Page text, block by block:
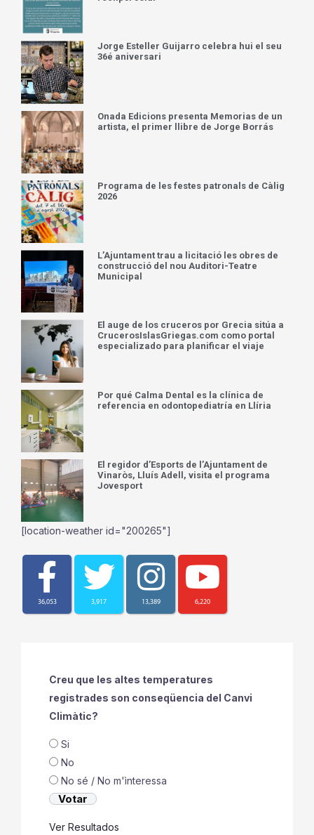
Jorge Esteller Guijarro celebra hui el seu
36é aniversari
Onada Edicions presenta Memorias de un
artista, el primer llibre de Jorge Borrás
Programa de les festes patronals de Càlig
2026
L’Ajuntament trau a licitació les obres de
construcció del nou Auditori-Teatre
Municipal
El auge de los cruceros por Grecia sitúa a
CrucerosIslasGriegas.com como portal
especializado para planificar el viaje
Por qué Calma Dental es la clínica de
referencia en odontopediatría en Llíria
El regidor d’Esports de l’Ajuntament de
Vinaròs, Lluís Adell, visita el programa
Jovesport
[location-weather id="200265"]
36,053 3,917 13,389 6,220
Creu que les altes temperatures
registrades son conseqüencia del Canvi
Climàtic?
Si
No
No sé / No m'ìnteressa
Ver Resultados